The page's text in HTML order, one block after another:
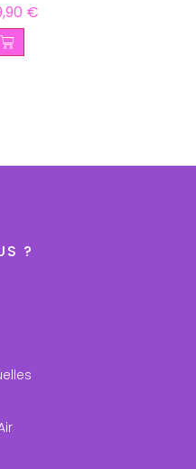
€
?